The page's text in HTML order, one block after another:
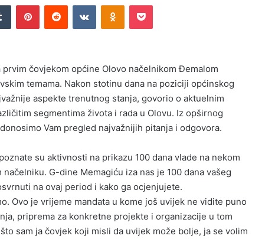
prvim čovjekom općine Olovo načelnikom Đemalom
temama. Nakon stotinu dana na poziciji općinskog
aspekte trenutnog stanja, govorio o aktuelnim
segmentima života i rada u Olovu. Iz opširnog
Vam pregled najvažnijih pitanja i odgovora.
su aktivnosti na prikazu 100 dana vlade na nekom
G-dine Memagiću iza nas je 100 dana vašeg
na ovaj period i kako ga ocjenjujete.
Ovo je vrijeme mandata u kome još uvijek ne vidite puno
priprema za konkretne projekte i organizacije u tom
sam ja čovjek koji misli da uvijek može bolje, ja se volim